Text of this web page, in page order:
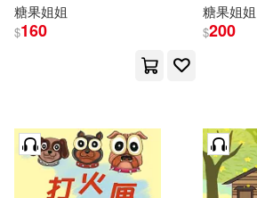
糖果姐姐
$160
糖果姐姐
$200